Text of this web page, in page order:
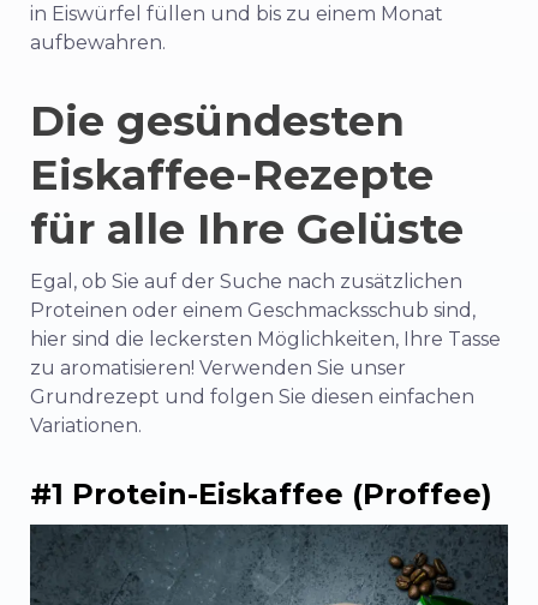
in Eiswürfel füllen und bis zu einem Monat
aufbewahren.
Die gesündesten
Eiskaffee-Rezepte
für alle Ihre Gelüste
Egal, ob Sie auf der Suche nach zusätzlichen
Proteinen oder einem Geschmacksschub sind,
hier sind die leckersten Möglichkeiten, Ihre Tasse
zu aromatisieren! Verwenden Sie unser
Grundrezept und folgen Sie diesen einfachen
Variationen.
#1 Protein-Eiskaffee (Proffee)